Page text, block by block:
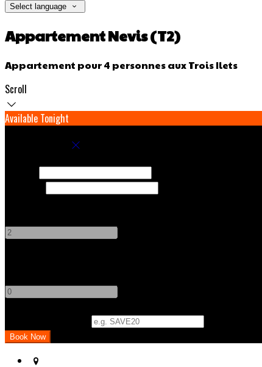
Select language
Appartement Nevis (T2)
Appartement pour 4 personnes aux Trois Ilets
Scroll
Available Tonight